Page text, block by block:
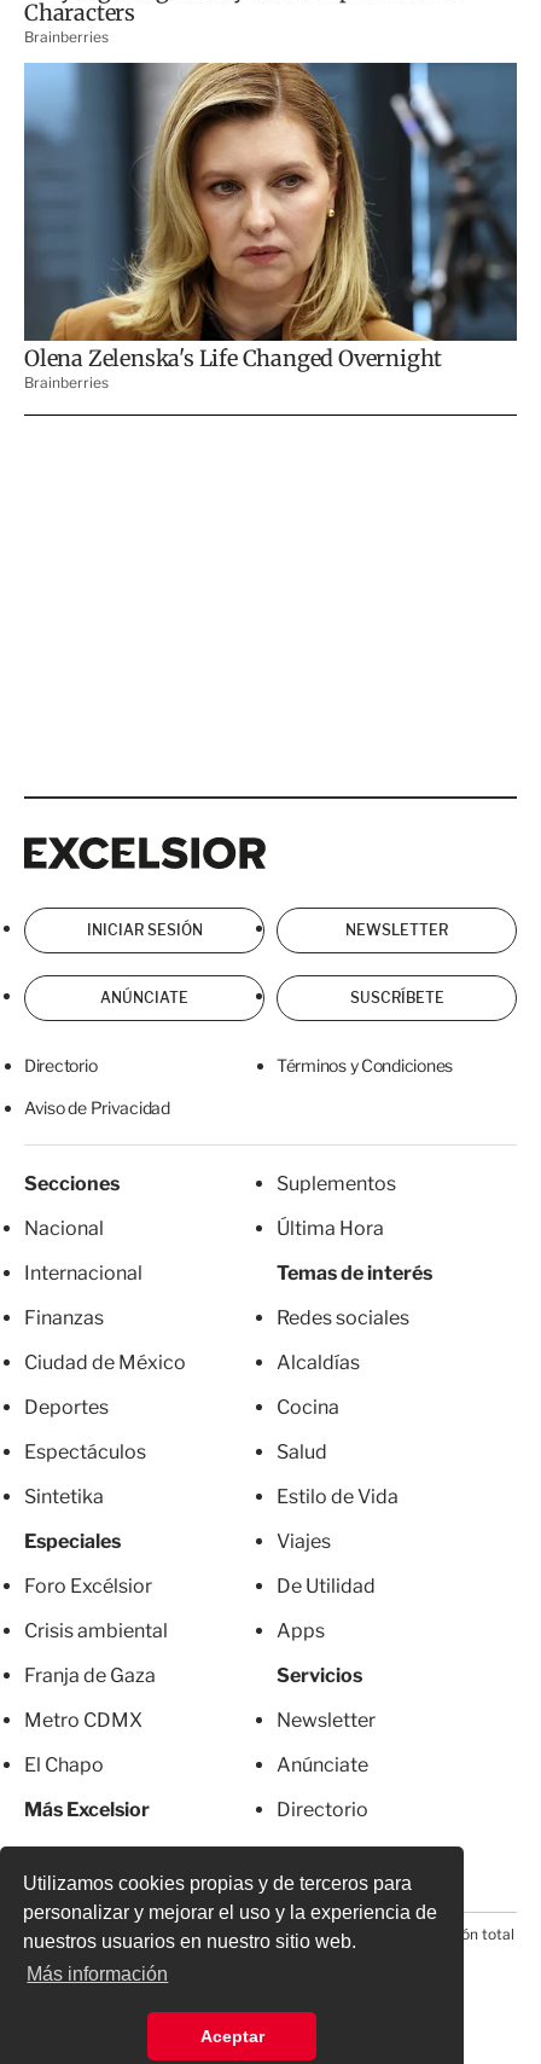
Utilizamos cookies propias y de terceros para
personalizar y mejorar el uso y la experiencia de
nuestros usuarios en nuestro sitio web.
Más información
Aceptar
INICIAR SESIÓN NEWSLETTER
ANÚNCIATE SUSCRÍBETE
Directorio Términos y Condiciones
Aviso de Privacidad
Secciones
Nacional
Internacional
Finanzas
Ciudad de México
Deportes
Espectáculos
Sintetika
Especiales
Foro Excélsior
Crisis ambiental
Franja de Gaza
Metro CDMX
El Chapo
Más Excelsior
Mujeres
Suplementos
Última Hora
Temas de interés
Redes sociales
Alcaldías
Cocina
Salud
Estilo de Vida
Viajes
De Utilidad
Apps
Servicios
Newsletter
Anúnciate
Directorio
Suscripciones
© 2026 Todos los derechos reservados. Prohibida la reproducción total
o parcial, incluyendo cualquier medio electrónico*